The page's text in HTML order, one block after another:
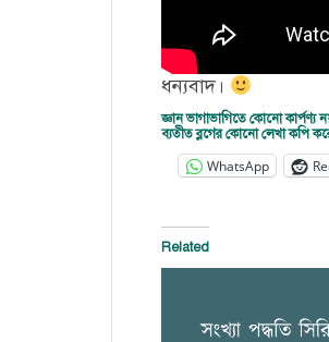
ধন্যবাদ।
জ্ঞান ভাগাভাগিতে কোনো
ব্যতীত ব্লগের কোনো লেখা কপি
WhatsApp
Related